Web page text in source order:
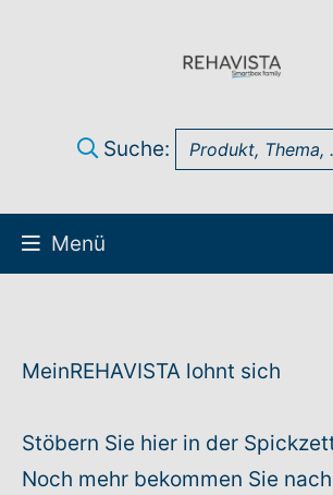
Suche:
Menü
UK Infothek
Technik-Support
MeinREHAVISTA lohnt sich
Stöbern Sie hier in der
Noch mehr bekommen Sie